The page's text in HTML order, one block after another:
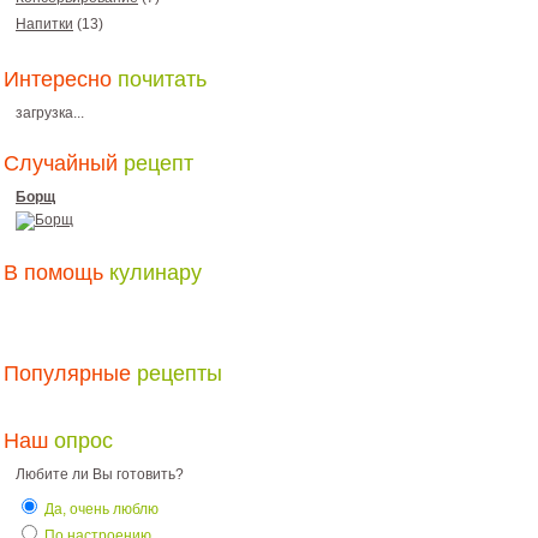
Напитки (13)
Интересно почитать
загрузка...
Случайный рецепт
Борщ
В помощь кулинару
Популярные рецепты
Наш опрос
Любите ли Вы готовить?
Да, очень люблю